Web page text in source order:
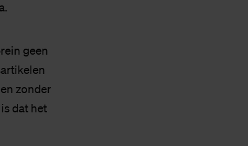
geen
zonder
dat het